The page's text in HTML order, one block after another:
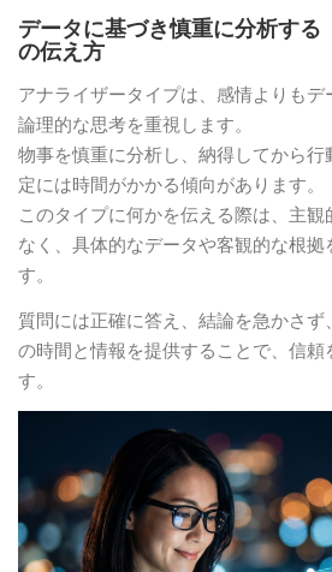
データに基づき慎重に分析する
の伝え方
アナライザータイプは、感情よりもデ
論理的な思考を重視します。
物事を慎重に分析し、納得してから
定には時間がかかる傾向があります。
このタイプに何かを伝える際は、主
なく、具体的なデータや客観的な根
す。
質問には正確に答え、結論を急かさ
の時間と情報を提供することで、信頼
す。